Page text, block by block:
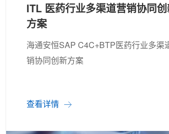
ITL 医药行业多渠道营销协同
方案
海通安恒SAP C4C+BTP医药行业多渠
销协同创新方案
查看详情